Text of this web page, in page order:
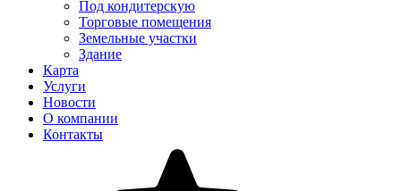
Под кондитерскую
Торговые помещения
Земельные участки
Здание
Карта
Услуги
Новости
О компании
Контакты